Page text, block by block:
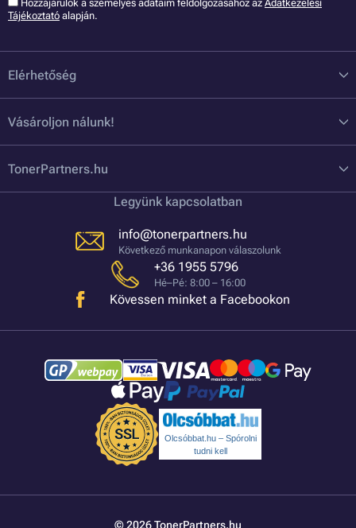
Hozzájárulok a szémelyes adataim feldolgozásához az Adatkezelési
Tájékoztató alapján.
Elérhetőség
Vásároljon nálunk!
TonerPartners.hu
Legyünk kapcsolatban
info@tonerpartners.hu
Következő munkanapon válaszolunk
+36 1955 5796
Hé–Pé: 8:00 – 16:00
Kövessen minket a Facebookon
Olcsóbbat.hu – Spórolni
tudni kell